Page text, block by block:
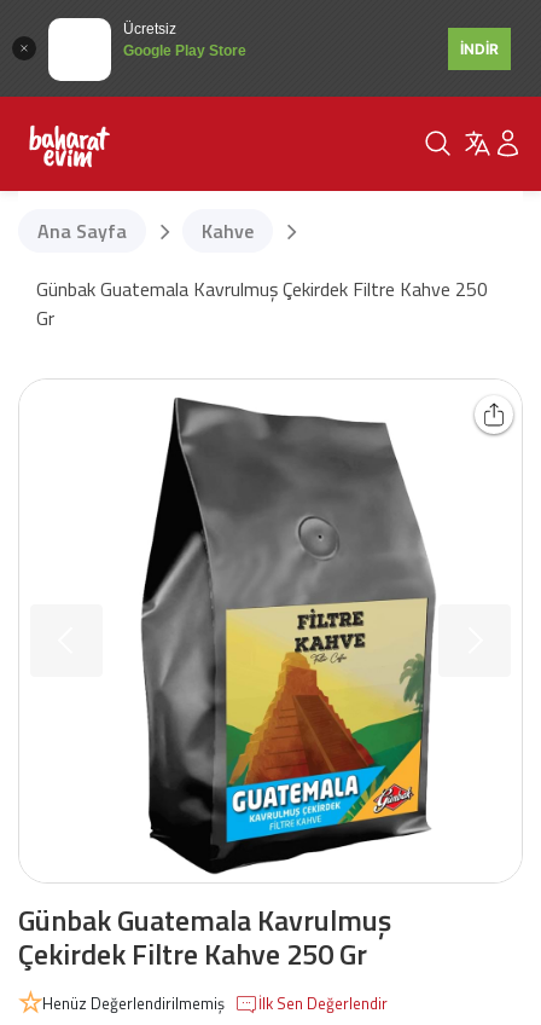
Ücretsiz
Google Play Store
İNDİR
Ana Sayfa
Kahve
Günbak Guatemala Kavrulmuş Çekirdek Filtre Kahve 250
Gr
Günbak Guatemala Kavrulmuş
Çekirdek Filtre Kahve 250 Gr
Henüz Değerlendirilmemiş İlk Sen Değerlendir